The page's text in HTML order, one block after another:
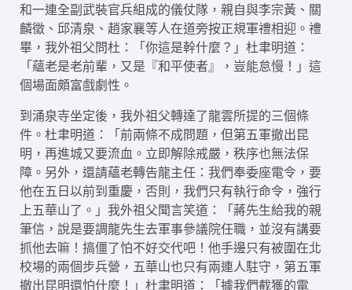
和一連全副武裝官兵組成的儀仗隊，親自與李宗黃、關
麟徵、邱清泉、趙家襄等人在道旁按正規軍禮相迎。禮
畢，我外祖父問杜：「你這是幹什麼？」杜聿明道：
「蘊老是老前輩，又是『和平使者』，豈能怠慢！」這
個場面頗富戲劇性。
到涌泉寺坐定後，我外祖父轉達了龍雲所提的三個條
件。杜聿明道：「前兩條不成問題，但第五軍撤出昆
明，再進城又要流血。立即解除戒嚴，秩序也無法保
障。另外，還請蘊老轉告龍主任：我們奉委座電令，要
他在五日以前到重慶，否則，我們只有執行命令，強行
上五華山了。」我外祖父聞言笑道：「蔣先生給我的親
筆信，說是要調龍先生去軍事參議院任職，並沒有講要
抓他去嘛！搞僵了怕不好交代吧！他手邊只有被圍在北
校場的兩個步兵營，五華山也只有兩連人駐守，第五軍
撤出昆明還怕什麼！」杜聿明道：「據我們截獲的電